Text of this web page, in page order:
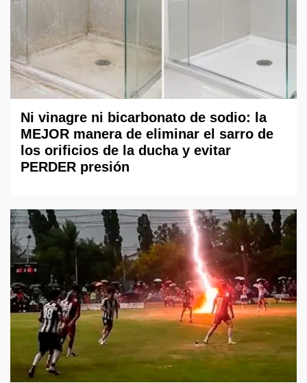
Ni vinagre ni bicarbonato de sodio: la
MEJOR manera de eliminar el sarro de
los orificios de la ducha y evitar
PERDER presión